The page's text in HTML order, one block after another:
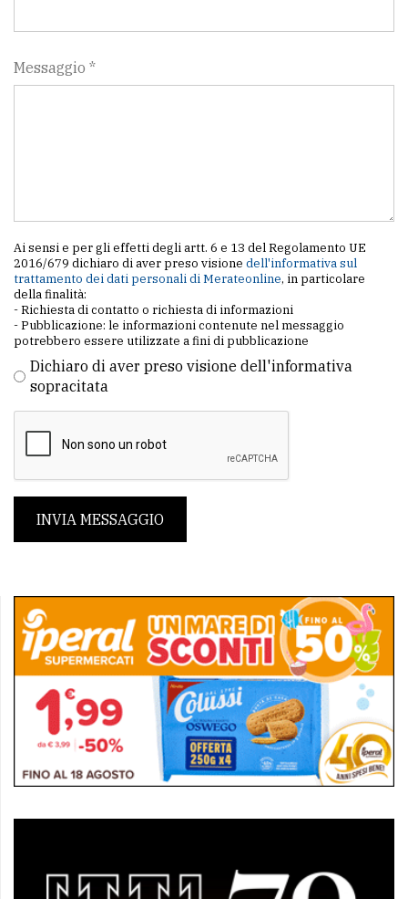
Messaggio *
Ai sensi e per gli effetti degli artt. 6 e 13 del Regolamento UE
2016/679 dichiaro di aver preso visione dell'informativa sul
trattamento dei dati personali di Merateonline, in particolare
della finalità:
- Richiesta di contatto o richiesta di informazioni
- Pubblicazione: le informazioni contenute nel messaggio
potrebbero essere utilizzate a fini di pubblicazione
Dichiaro di aver preso visione dell'informativa
sopracitata
INVIA MESSAGGIO